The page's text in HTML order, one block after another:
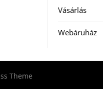
Vásárlás
Webáruház
Theme